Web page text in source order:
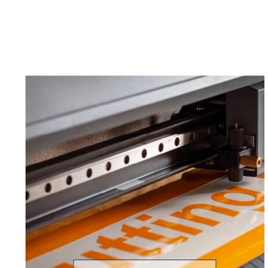
מכונות להשבחת הדפסה
מכונות למינציה
מכשירי CNC ולייזר
שולחנות ומכשירי חיתוך
ציוד כריכה ותפירה
ציוד פרפורציה וגילול